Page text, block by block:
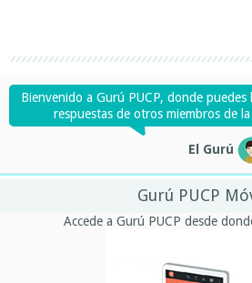
Bienvenido a Gurú PUCP, donde
respuestas de otros miembros de
El Gurú
Gurú PUCP
Accede a Gurú PUCP desde